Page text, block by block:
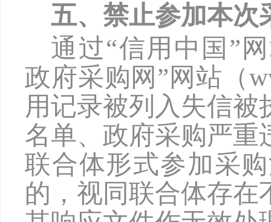
五、禁止参加本次
通过“信用中国”
政府采购网”网站（
用记录被列入失信
名单、政府采购严重
联合体形式参加采
的，视同联合体存